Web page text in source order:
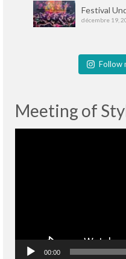
Festival
décembre 19,
Follow
Meeting of
00:00